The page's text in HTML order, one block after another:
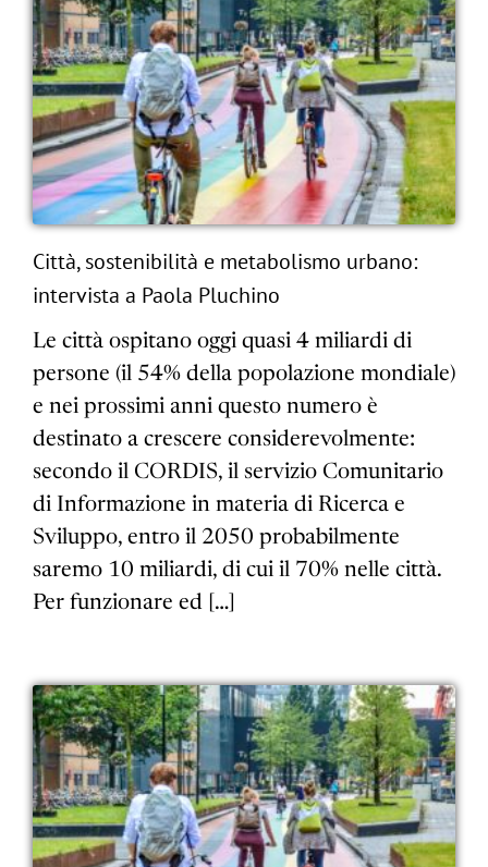
Città, sostenibilità e metabolismo urbano:
intervista a Paola Pluchino
Le città ospitano oggi quasi 4 miliardi di
persone (il 54% della popolazione mondiale)
e nei prossimi anni questo numero è
destinato a crescere considerevolmente:
secondo il CORDIS, il servizio Comunitario
di Informazione in materia di Ricerca e
Sviluppo, entro il 2050 probabilmente
saremo 10 miliardi, di cui il 70% nelle città.
Per funzionare ed […]